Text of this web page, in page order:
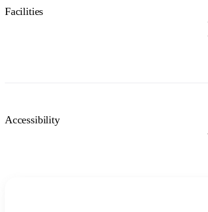
Facilities
Accessibility